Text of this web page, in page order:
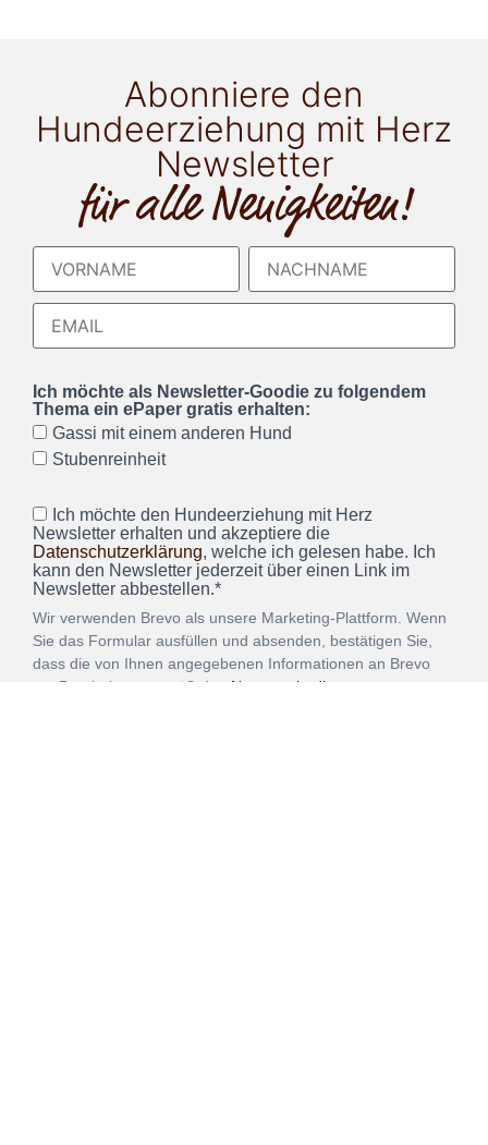
Abonniere den
Hundeerziehung mit Herz
Newsletter
für alle Neuigkeiten!
Ich möchte als Newsletter-Goodie zu folgendem
Thema ein ePaper gratis erhalten:
Gassi mit einem anderen Hund
Stubenreinheit
Ich möchte den Hundeerziehung mit Herz
Newsletter erhalten und akzeptiere die
Datenschutzerklärung, welche ich gelesen habe. Ich
kann den Newsletter jederzeit über einen Link im
Newsletter abbestellen.*
Wir verwenden Brevo als unsere Marketing-Plattform. Wenn
Sie das Formular ausfüllen und absenden, bestätigen Sie,
dass die von Ihnen angegebenen Informationen an Brevo
zur Bearbeitung gemäß den Nutzungsbedingungen